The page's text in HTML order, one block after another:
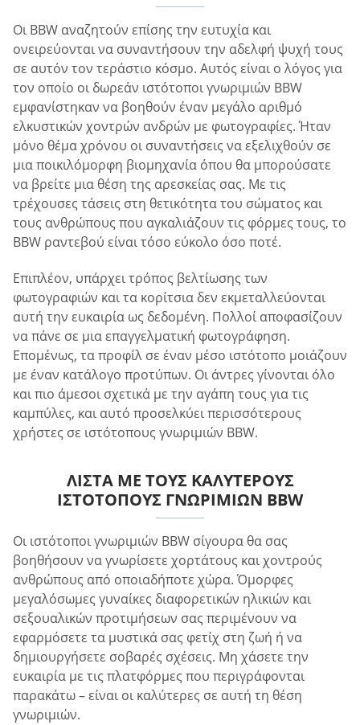
Οι BBW αναζητούν επίσης την ευτυχία και
ονειρεύονται να συναντήσουν την αδελφή ψυχή τους
σε αυτόν τον τεράστιο κόσμο. Αυτός είναι ο λόγος για
τον οποίο οι δωρεάν ιστότοποι γνωριμιών BBW
εμφανίστηκαν να βοηθούν έναν μεγάλο αριθμό
ελκυστικών χοντρών ανδρών με φωτογραφίες. Ήταν
μόνο θέμα χρόνου οι συναντήσεις να εξελιχθούν σε
μια ποικιλόμορφη βιομηχανία όπου θα μπορούσατε
να βρείτε μια θέση της αρεσκείας σας. Με τις
τρέχουσες τάσεις στη θετικότητα του σώματος και
τους ανθρώπους που αγκαλιάζουν τις φόρμες τους, το
BBW ραντεβού είναι τόσο εύκολο όσο ποτέ.
Επιπλέον, υπάρχει τρόπος βελτίωσης των
φωτογραφιών και τα κορίτσια δεν εκμεταλλεύονται
αυτή την ευκαιρία ως δεδομένη. Πολλοί αποφασίζουν
να πάνε σε μια επαγγελματική φωτογράφηση.
Επομένως, τα προφίλ σε έναν μέσο ιστότοπο μοιάζουν
με έναν κατάλογο προτύπων. Οι άντρες γίνονται όλο
και πιο άμεσοι σχετικά με την αγάπη τους για τις
καμπύλες, και αυτό προσελκύει περισσότερους
χρήστες σε ιστότοπους γνωριμιών BBW.
ΛΊΣΤΑ ΜΕ ΤΟΥΣ ΚΑΛΎΤΕΡΟΥΣ
ΙΣΤΌΤΟΠΟΥΣ ΓΝΩΡΙΜΙΏΝ BBW
Οι ιστότοποι γνωριμιών BBW σίγουρα θα σας
βοηθήσουν να γνωρίσετε χορτάτους και χοντρούς
ανθρώπους από οποιαδήποτε χώρα. Όμορφες
μεγαλόσωμες γυναίκες διαφορετικών ηλικιών και
σεξουαλικών προτιμήσεων σας περιμένουν να
εφαρμόσετε τα μυστικά σας φετίχ στη ζωή ή να
δημιουργήσετε σοβαρές σχέσεις. Μη χάσετε την
ευκαιρία με τις πλατφόρμες που περιγράφονται
παρακάτω – είναι οι καλύτερες σε αυτή τη θέση
γνωριμιών.